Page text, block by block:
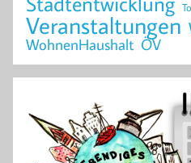
Veranstaltungen
WohnenHaushalt ÖV